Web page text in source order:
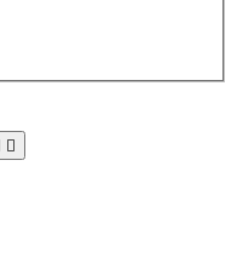
